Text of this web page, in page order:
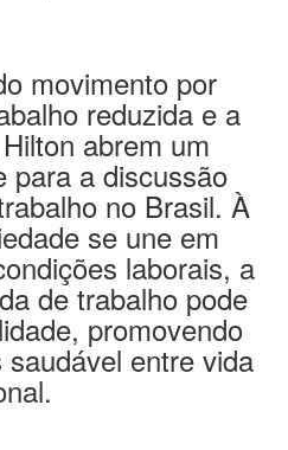
movimento por
reduzida e a
abrem um
para a discussão
no Brasil. À
se une em
laborais, a
de trabalho pode
promovendo
entre vida